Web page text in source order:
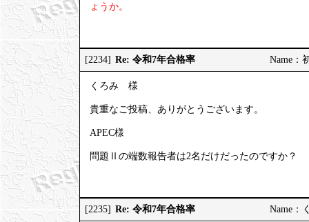
ょうか。
[2234] Re: 令和7年合格率 Name：
くろみ 様
貴重なご投稿、ありがとうございます。
APEC様
問題Ⅱの端数報告者は2名だけだったのですか？
[2235] Re: 令和7年合格率 Name：